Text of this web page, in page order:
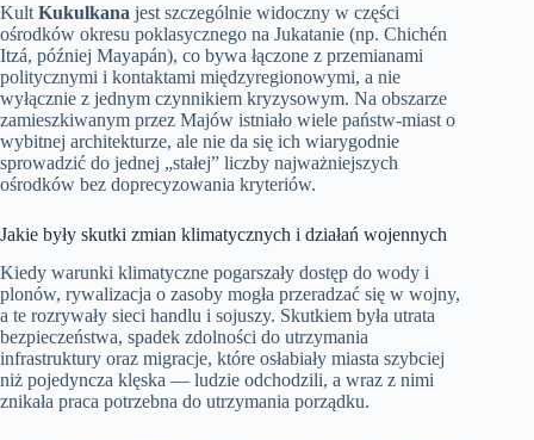
Kult Kukulkana jest szczególnie widoczny w części
ośrodków okresu poklasycznego na Jukatanie (np. Chichén
Itzá, później Mayapán), co bywa łączone z przemianami
politycznymi i kontaktami międzyregionowymi, a nie
wyłącznie z jednym czynnikiem kryzysowym. Na obszarze
zamieszkiwanym przez Majów istniało wiele państw-miast o
wybitnej architekturze, ale nie da się ich wiarygodnie
sprowadzić do jednej „stałej” liczby najważniejszych
ośrodków bez doprecyzowania kryteriów.
Jakie były skutki zmian klimatycznych i działań wojennych
Kiedy warunki klimatyczne pogarszały dostęp do wody i
plonów, rywalizacja o zasoby mogła przeradzać się w wojny,
a te rozrywały sieci handlu i sojuszy. Skutkiem była utrata
bezpieczeństwa, spadek zdolności do utrzymania
infrastruktury oraz migracje, które osłabiały miasta szybciej
niż pojedyncza klęska — ludzie odchodzili, a wraz z nimi
znikała praca potrzebna do utrzymania porządku.